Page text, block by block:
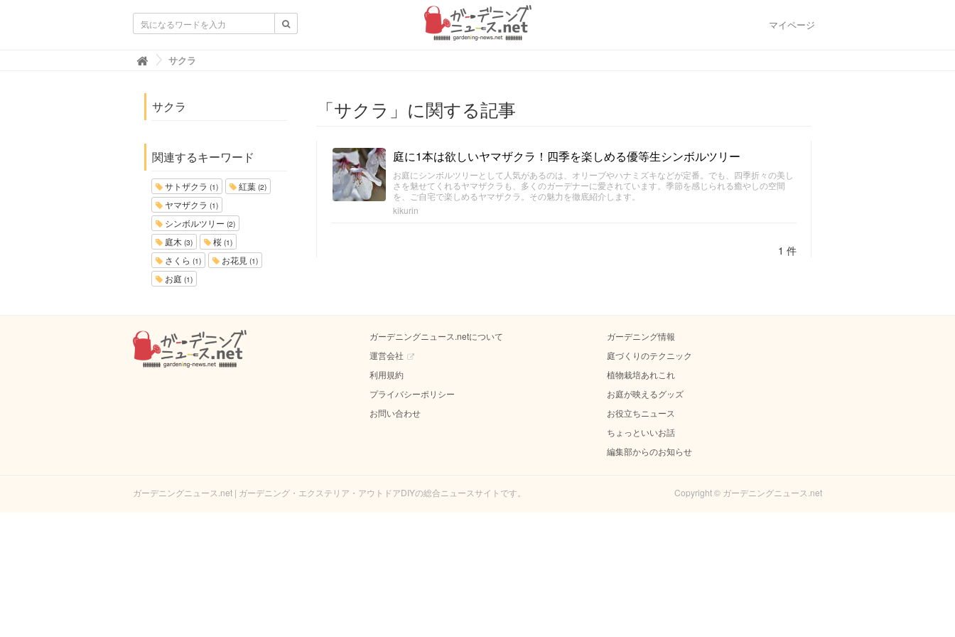
マイページ
ガーデニングニュース.net
サクラ
サクラ
関連するキーワード
サトザクラ (1) 紅葉 (2)
ヤマザクラ (1)
シンボルツリー (2)
庭木 (3) 桜 (1)
さくら (1) お花見 (1)
お庭 (1)
「サクラ」に関する記事
庭に1本は欲しいヤマザクラ！四季を楽しめる優等生シンボルツリー
お庭にシンボルツリーとして人気があるのは、オリーブやハナミズキなどが定番。でも、四季折々の美し
さを魅せてくれるヤマザクラも、多くのガーデナーに愛されています。季節を感じられる癒やしの空間
を、ご自宅で楽しめるヤマザクラ。その魅力を徹底紹介します。
kikurin
1 件
ガーデニングニュース.netについて
運営会社
利用規約
プライバシーポリシー
お問い合わせ
ガーデニング情報
庭づくりのテクニック
植物栽培あれこれ
お庭が映えるグッズ
お役立ちニュース
ちょっといいお話
編集部からのお知らせ
ガーデニングニュース.net | ガーデニング・エクステリア・アウトドアDIYの総合ニュースサイトです。 Copyright © ガーデニングニュース.net